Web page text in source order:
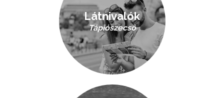
Látnivalók
Tápiószecső